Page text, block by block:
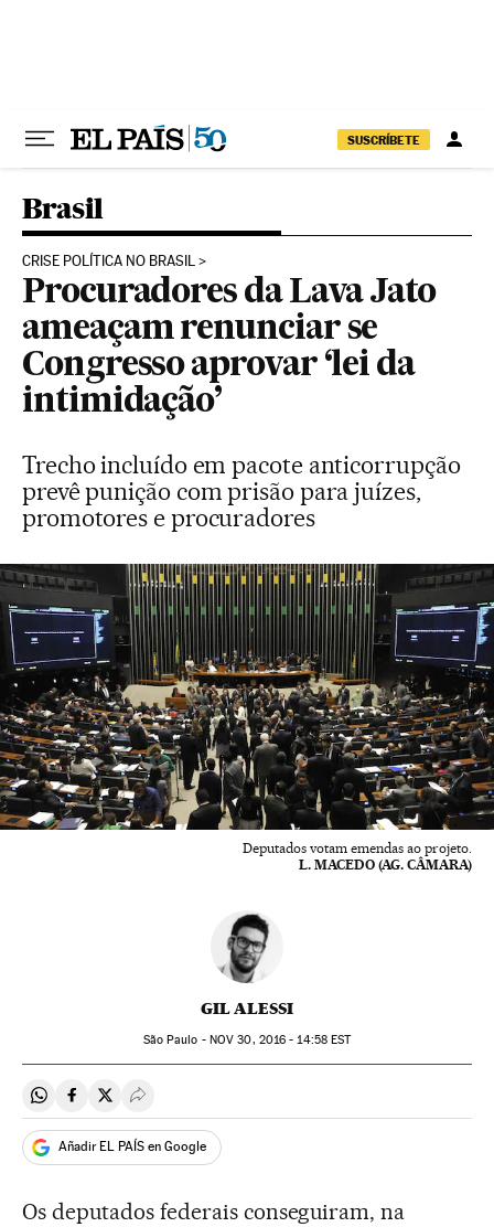
SUSCRÍBETE
Brasil
CRISE POLÍTICA NO BRASIL
Procuradores da Lava Jato
ameaçam renunciar se
Congresso aprovar ‘lei da
intimidação’
Trecho incluído em pacote anticorrupção
prevê punição com prisão para juízes,
promotores e procuradores
Deputados votam emendas ao projeto.
L. MACEDO (AG. CÂMARA)
GIL ALESSI
São Paulo - NOV 30, 2016 - 14:58EST
Compartir en Whatsapp
Compartir en Facebook
Compartir en Twitter
Desplegar Redes Sociales
Añadir EL PAÍS en Google
Os deputados federais conseguiram, na